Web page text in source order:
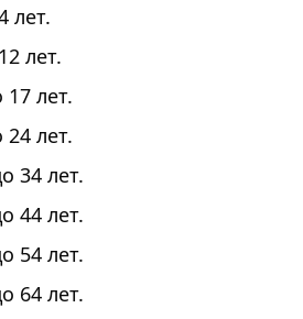
лет.
лет.
лет.
лет.
34 лет.
44 лет.
54 лет.
64 лет.